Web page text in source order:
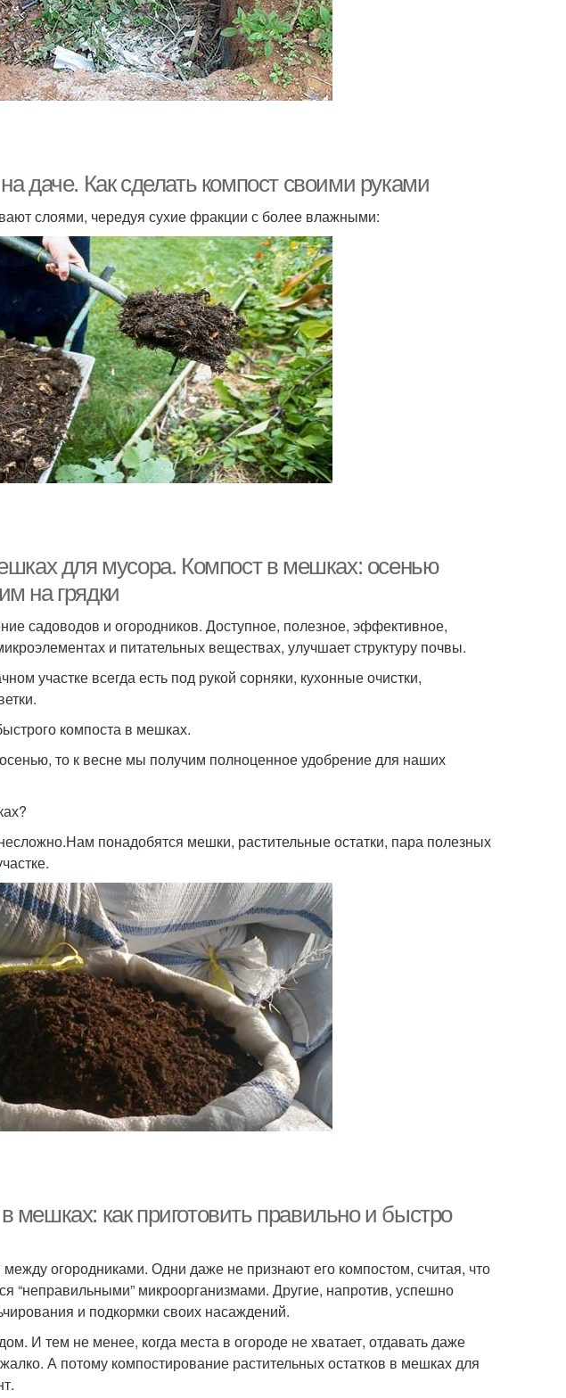
даче. Как сделать компост своими руками
слоями, чередуя сухие фракции с более влажными:
для мусора. Компост в мешках: осенью
на грядки
садоводов и огородников. Доступное, полезное, эффективное,
и питательных веществах, улучшает структуру почвы.
участке всегда есть под рукой сорняки, кухонные очистки,
компоста в мешках.
то к весне мы получим полноценное удобрение для наших
понадобятся мешки, растительные остатки, пара полезных
мешках: как приготовить правильно и быстро
огородниками. Одни даже не признают его компостом, считая, что
“неправильными” микроорганизмами. Другие, напротив, успешно
и подкормки своих насаждений.
И тем не менее, когда места в огороде не хватает, отдавать даже
А потому компостирование растительных остатков в мешках для